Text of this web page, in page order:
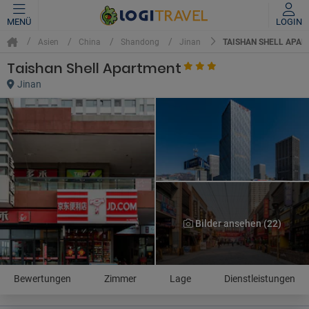
MENÜ LOGIN
Asien China Shandong Jinan TAISHAN SHELL
Taishan Shell Apartment
Jinan
Bilder ansehen (22)
Bewertungen Zimmer Lage Dienstleistungen